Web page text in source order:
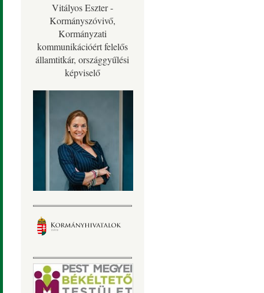
Vitályos Eszter -
Kormányszóvivő,
Kormányzati
kommunikációért felelős
államtitkár, országgyűlési
képviselő